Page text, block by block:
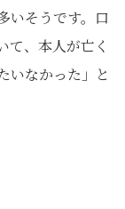
いそうです。口
て、本人が亡く
いなかった」と